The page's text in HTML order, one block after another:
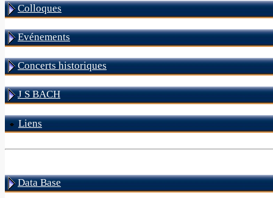
Colloques
Evénements
Concerts historiques
J S BACH
Liens
Data Base